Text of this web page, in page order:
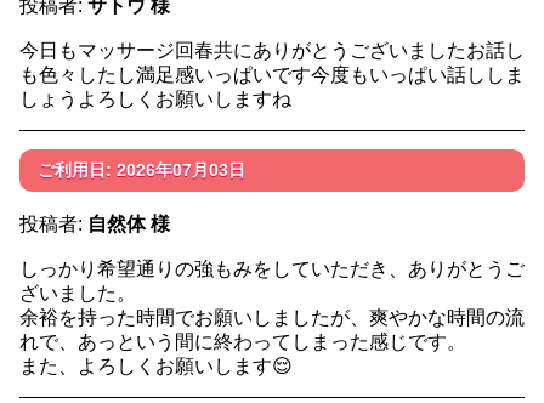
投稿者: サトウ 様
今日もマッサージ回春共にありがとうございましたお話し
も色々したし満足感いっぱいです今度もいっぱい話ししま
しょうよろしくお願いしますね
ご利用日: 2026年07月03日
投稿者: 自然体 様
しっかり希望通りの強もみをしていただき、ありがとうご
ざいました。
余裕を持った時間でお願いしましたが、爽やかな時間の流
れで、あっという間に終わってしまった感じです。
また、よろしくお願いします😌